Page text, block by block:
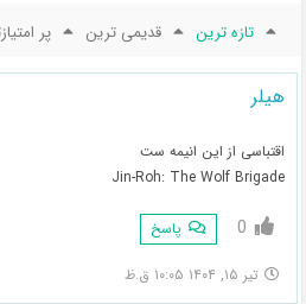
تازه ترین قدیمی ترین پر
هیلر
اقتباسی از این انیمه ست
Jin-Roh: The Wolf Brigade
0 پاسخ
تیر ۱۵, ۱۴۰۴ ۱۰:۰۵ ق.ظ